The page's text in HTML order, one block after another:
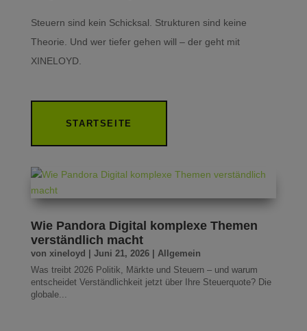
Steuern sind kein Schicksal. Strukturen sind keine
Theorie. Und wer tiefer gehen will – der geht mit
XINELOYD.
STARTSEITE
Wie Pandora Digital komplexe Themen
verständlich macht
von xineloyd Juni 21, 2026| Allgemein
Was treibt 2026 Politik, Märkte und Steuern – und warum
entscheidet Verständlichkeit jetzt über Ihre Steuerquote? Die
globale...